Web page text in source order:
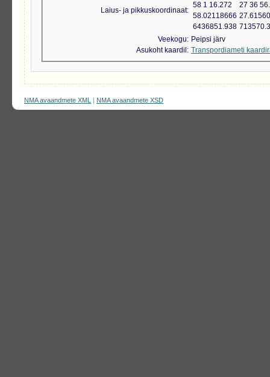
Laius- ja pikkuskoordinaat
58 1 16.272
27 36
58.02118666
6436851.938
Veekogu
Peipsi järv
Asukoht kaardil
Transpordiameti
NMA avaandmete XML | NMA avaandmete XSD